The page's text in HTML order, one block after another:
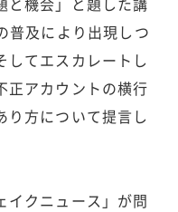
普及により出現しつ
してエスカレートし
正アカウントの横行
り方について提言し
クニュース」が問